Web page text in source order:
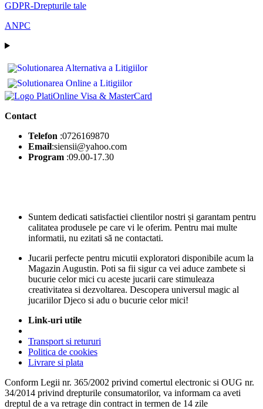
GDPR-Drepturile tale
ANPC
Contact
Telefon :0726169870
Email:siensii@yahoo.com
Program :09.00-17.30
Suntem dedicati satisfactiei clientilor nostri și garantam pentru
calitatea produsele pe care vi le oferim. Pentru mai multe
informatii, nu ezitati să ne contactati.
Jucarii perfecte pentru micutii exploratori disponibile acum la
Magazin Augustin. Poti sa fii sigur ca vei aduce zambete si
bucurie celor mici cu aceste jucarii care stimuleaza
creativitatea si dezvoltarea. Descopera universul magic al
jucariilor Djeco si adu o bucurie celor mici!
Link-uri utile
Transport si retururi
Politica de cookies
Livrare si plata
Conform Legii nr. 365/2002 privind comertul electronic si OUG nr.
34/2014 privind drepturile consumatorilor, va informam ca aveti
dreptul de a va retrage din contract in termen de 14 zile